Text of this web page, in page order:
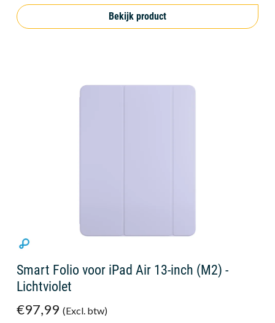
Bekijk product
Smart Folio voor iPad Air 13-inch (M2) -
Lichtviolet
€97,99 (Excl. btw)